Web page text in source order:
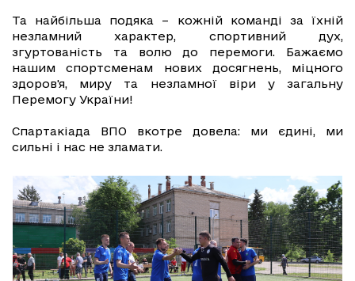
Та найбільша подяка – кожній команді за їхній
незламний характер, спортивний дух,
згуртованість та волю до перемоги. Бажаємо
нашим спортсменам нових досягнень, міцного
здоров'я, миру та незламної віри у загальну
Перемогу України!
Спартакіада ВПО вкотре довела: ми єдині, ми
сильні і нас не зламати.